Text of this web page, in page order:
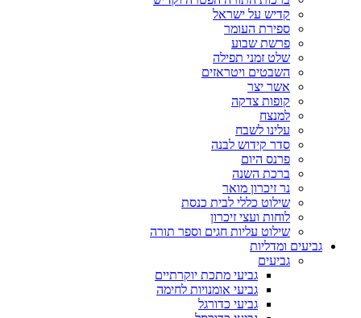
קדיש על ישראל
ספירת העומר
פרשת שבוע
שלט זמני תפילה
השבטים ויטראזים
אשר יצר
קופות צדקה
למנצח
עלינו לשבח
סדר קידוש לבנה
פרנס היום
ברכת השנה
נר זיכרון מואר
שילוט כללי לבית כנסת
לוחות ועצי זיכרון
שילוט עליות חגים וספר תורה
גביעים ומדליות
גביעים
גביעי מתכת יוקרתיים
גביעי אומנויות לחימה
גביעי כדורגל